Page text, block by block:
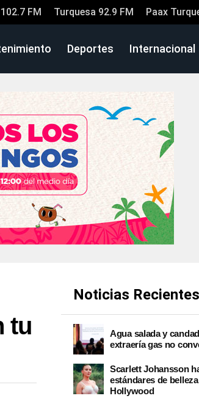
FM Turquesa 92.9 FM Paax
Deportes Internacional
tu
Noticias Recientes
Agua salada y
extraería gas no
Scarlett Johansson
estándares de
Hollywood